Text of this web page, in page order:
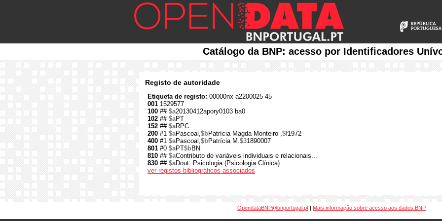
Catálogo da BNP: acesso por Identificadores
Registo de autoridade
Etiqueta de registo: 00000nx a2200025 45
001 1529577
100 ## $a20130412apory0103 ba0
102 ## $aPT
152 ## $aRPC
200 #1 $aPascoal,$bPatrícia Magda Monteiro ,$f1972-
400 #1 $aPascoal,$bPatrícia M.$31890007
801 #0 $aPT$bBN
810 ## $aContributo de variáveis individuais e relacionais...
830 ## $aDout. Psicologia (Psicologia Clínica)
ver registos bibliográficos associados
OpendataBNP@bnportugal.pt | Mais informação sobre acesso aos dados BNP